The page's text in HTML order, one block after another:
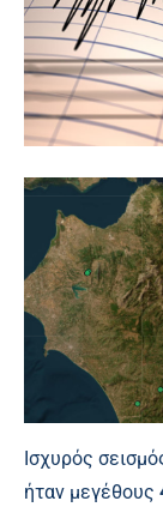
Ισχυρός
ήταν μεγέθους